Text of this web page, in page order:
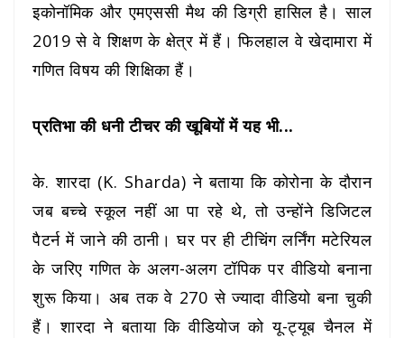
इकोनॉमिक और एमएससी मैथ की डिग्री हासिल है। साल
2019 से वे शिक्षण के क्षेत्र में हैं। फिलहाल वे खेदामारा में
गणित विषय की शिक्षिका हैं।
प्रतिभा की धनी टीचर की खूबियों में यह भी...
के. शारदा (K. Sharda) ने बताया कि कोरोना के दौरान
जब बच्चे स्कूल नहीं आ पा रहे थे, तो उन्होंने डिजिटल
पैटर्न में जाने की ठानी। घर पर ही टीचिंग लर्निंग मटेरियल
के जरिए गणित के अलग-अलग टॉपिक पर वीडियो बनाना
शुरू किया। अब तक वे 270 से ज्यादा वीडियो बना चुकी
हैं। शारदा ने बताया कि वीडियोज को यू-ट्यूब चैनल में